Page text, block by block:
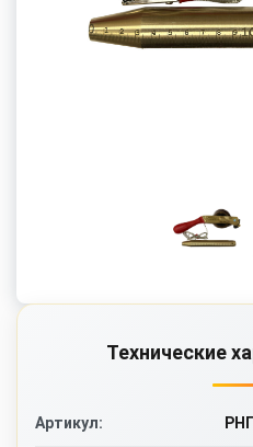
Технические
Артикул: